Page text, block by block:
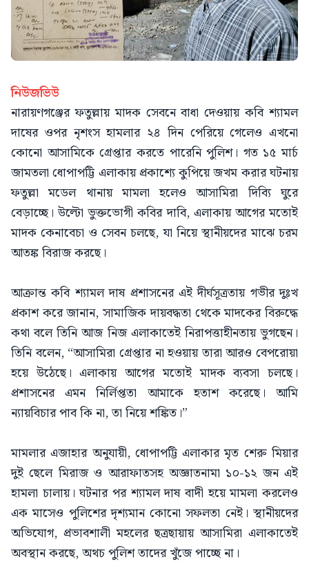
নিউজভিউ
নারায়ণগঞ্জের ফতুল্লায় মাদক সেবনে বাধা দেওয়ায় কবি শ্যামল
দাষের ওপর নৃশংস হামলার ২৪ দিন পেরিয়ে গেলেও এখনো
কোনো আসামিকে গ্রেপ্তার করতে পারেনি পুলিশ। গত ১৫ মার্চ
জামতলা ধোপাপট্টি এলাকায় প্রকাশ্যে কুপিয়ে জখম করার ঘটনায়
ফতুল্লা মডেল থানায় মামলা হলেও আসামিরা দিব্যি ঘুরে
বেড়াচ্ছে। উল্টো ভুক্তভোগী কবির দাবি, এলাকায় আগের মতোই
মাদক কেনাবেচা ও সেবন চলছে, যা নিয়ে স্থানীয়দের মাঝে চরম
আতঙ্ক বিরাজ করছে।
আক্রান্ত কবি শ্যামল দাষ প্রশাসনের এই দীর্ঘসূত্রতায় গভীর দুঃখ
প্রকাশ করে জানান, সামাজিক দায়বদ্ধতা থেকে মাদকের বিরুদ্ধে
কথা বলে তিনি আজ নিজ এলাকাতেই নিরাপত্তাহীনতায় ভুগছেন।
তিনি বলেন, “আসামিরা গ্রেপ্তার না হওয়ায় তারা আরও বেপরোয়া
হয়ে উঠেছে। এলাকায় আগের মতোই মাদক ব্যবসা চলছে।
প্রশাসনের এমন নির্লিপ্ততা আমাকে হতাশ করেছে। আমি
ন্যায়বিচার পাব কি না, তা নিয়ে শঙ্কিত।”
মামলার এজাহার অনুযায়ী, ধোপাপট্টি এলাকার মৃত শেরু মিয়ার
দুই ছেলে মিরাজ ও আরাফাতসহ অজ্ঞাতনামা ১০-১২ জন এই
হামলা চালায়। ঘটনার পর শ্যামল দাষ বাদী হয়ে মামলা করলেও
এক মাসেও পুলিশের দৃশ্যমান কোনো সফলতা নেই। স্থানীয়দের
অভিযোগ, প্রভাবশালী মহলের ছত্রছায়ায় আসামিরা এলাকাতেই
অবস্থান করছে, অথচ পুলিশ তাদের খুঁজে পাচ্ছে না।